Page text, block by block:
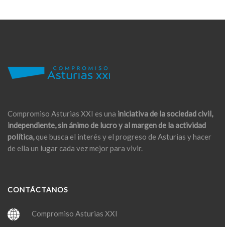
Compromiso Asturias XXI es una iniciativa de la sociedad civil,
independiente, sin ánimo de lucro y al margen de la actividad
política,que busca el interés y el progreso de Asturias y hacer
de ella un lugar cada vez mejor para vivir.
CONTÁCTANOS
Compromiso Asturias XXI